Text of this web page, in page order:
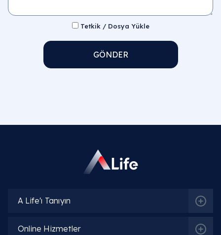
Tetkik / Dosya Yükle
GÖNDER
A Life'ı Tanıyın
Online Hizmetler